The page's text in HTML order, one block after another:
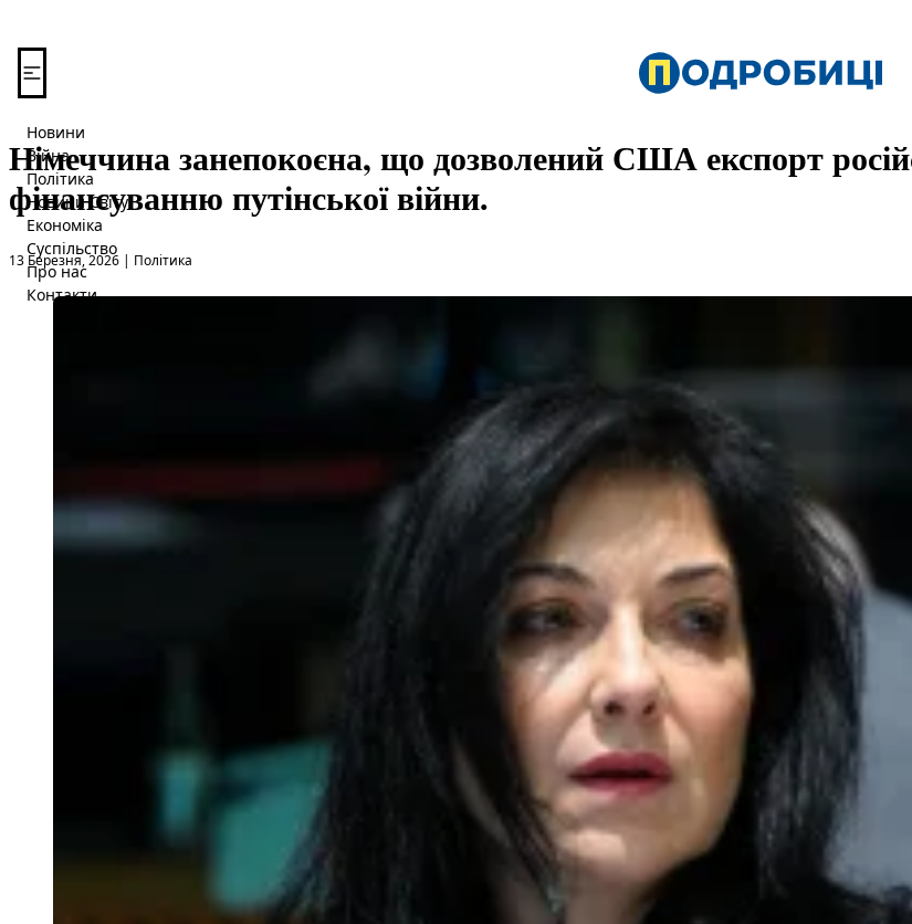
Новини
Війна
Політика
Новини Світу
Економіка
Суспільство
Про нас
Контакти
Німеччина занепокоєна, що дозволений США експорт
фінансуванню путінської війни.
13 Березня, 2026 |
Опубліковано вПолітика